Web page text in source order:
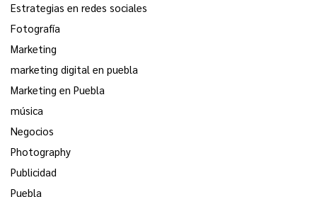
Estrategias en redes sociales
Fotografía
Marketing
marketing digital en puebla
Marketing en Puebla
música
Negocios
Photography
Publicidad
Puebla